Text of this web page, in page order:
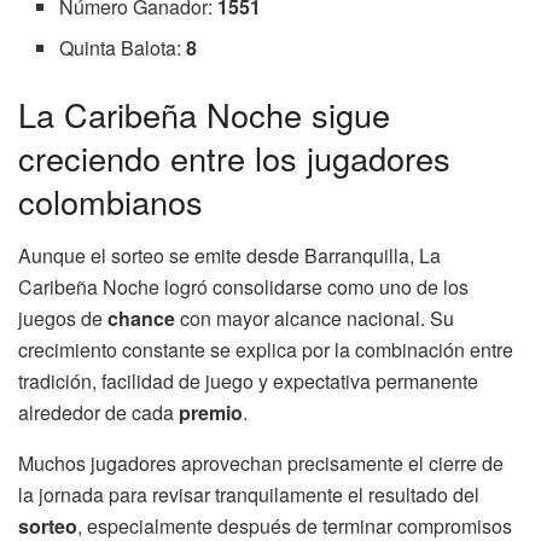
Número Ganador: 1551
Quinta Balota:8
La Caribeña Noche sigue
creciendo entre los jugadores
colombianos
Aunque el sorteo se emite desde Barranquilla, La
Caribeña Noche logró consolidarse como uno de los
juegos dechancecon mayor alcance nacional. Su
crecimiento constante se explica por la combinación entre
tradición, facilidad de juego y expectativa permanente
alrededor de cada premio.
Muchos jugadores aprovechan precisamente el cierre de
la jornada para revisar tranquilamente el resultado del
sorteo, especialmente después de terminar compromisos